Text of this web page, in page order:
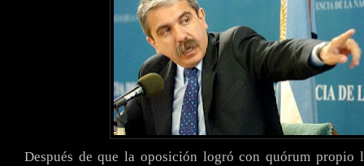
Después de que la oposición logró con quórum propio